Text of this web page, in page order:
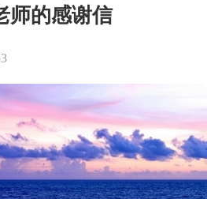
师的感谢信